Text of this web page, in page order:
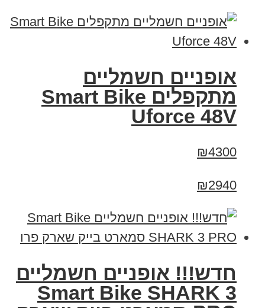
אופניים חשמליים
מתקפלים Smart Bike
Uforce 48V
₪4300
₪2940
חדש!!! אופניים חשמליים
Smart Bike SHARK 3